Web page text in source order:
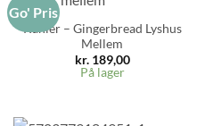
Go' Pris
Kähler – Gingerbread Lyshus
Mellem
kr.189,00
På lager